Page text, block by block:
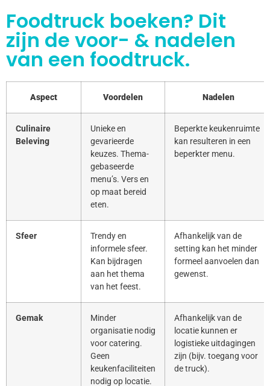
Foodtruck boeken? Dit
zijn de voor- & nadelen
van een foodtruck.
Aspect Voordelen Nadelen
Culinaire
Beleving
Unieke en
gevarieerde
keuzes. Thema-
gebaseerde
menu’s. Vers en
op maat bereid
eten.
Beperkte keukenruimte
kan resulteren in een
beperkter menu.
Sfeer
Trendy en
informele sfeer.
Kan bijdragen
aan het thema
van het feest.
Afhankelijk van de
setting kan het minder
formeel aanvoelen dan
gewenst.
Gemak
Minder
organisatie nodig
voor catering.
Geen
keukenfaciliteiten
nodig op locatie.
Afhankelijk van de
locatie kunnen er
logistieke uitdagingen
zijn (bijv. toegang voor
de truck).